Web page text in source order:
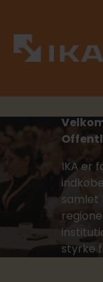
IKA er
samlet
styrke